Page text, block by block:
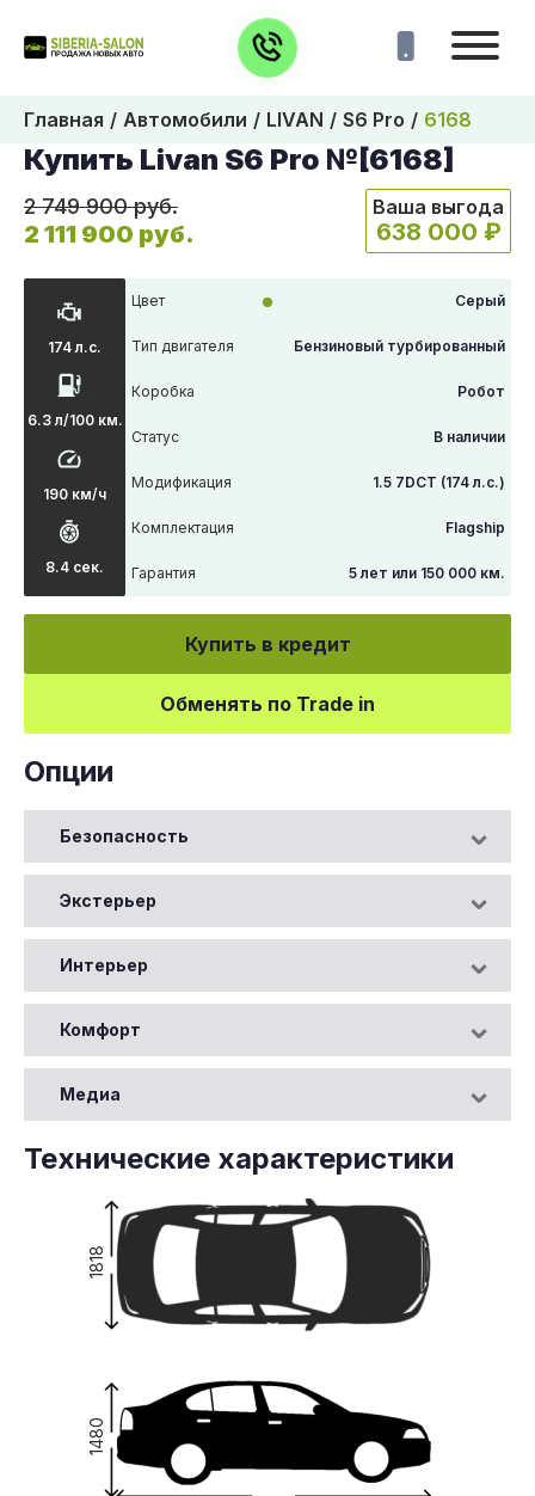
Главная Автомобили LIVAN S6 Pro 6168
Купить Livan S6 Pro №[6168]
2 749 900 руб.
2 111 900 руб.
Ваша выгода
638 000 ₽
174 л.с.
6.3 л/100 км.
190 км/ч
8.4 сек.
Цвет Серый
Тип двигателя Бензиновый турбированный
Коробка Робот
Статус В наличии
Модификация 1.5 7DCT (174 л.с.)
Комплектация Flagship
Гарантия 5 лет или 150 000 км.
Купить в кредит
Обменять по Trade in
Опции
Безопасность
Экстерьер
Интерьер
Комфорт
Медиа
Технические характеристики
1480
1818